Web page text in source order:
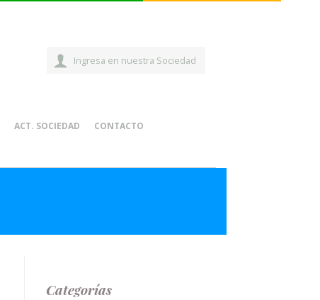
Ingresa en nuestra Sociedad
ACT. SOCIEDAD CONTACTO
Categorías